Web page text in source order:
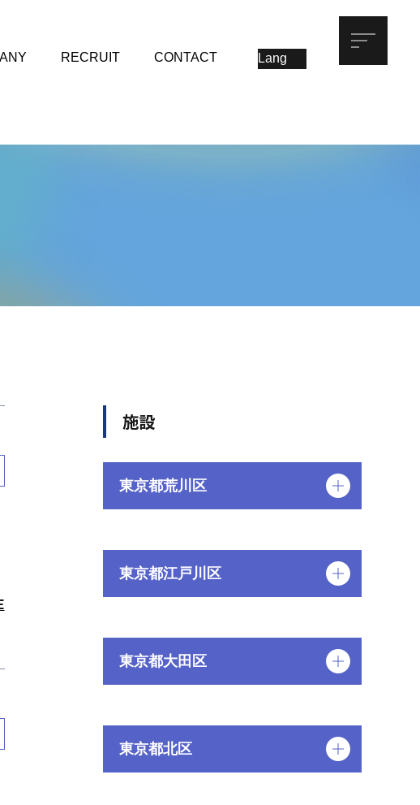
RECRUIT CONTACT
施設
東京都荒川区
東京都江戸川区
東京都大田区
東京都北区